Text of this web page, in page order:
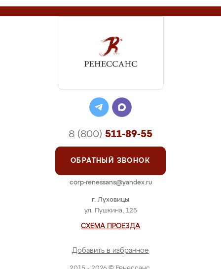
г. Луховицы
ул. Пушкина, 125
СХЕМА ПРОЕЗДА
Добавить в избранное
8 (800) 511-89-55
ОБРАТНЫЙ ЗВОНОК
corp-renessans@yandex.ru